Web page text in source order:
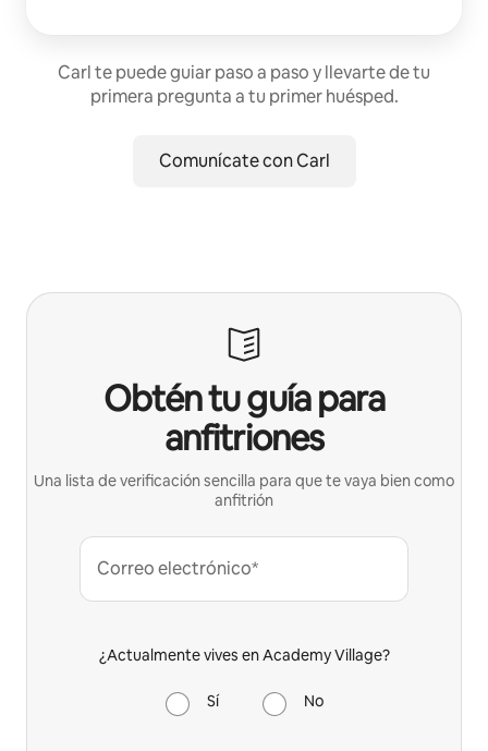
Carl te puede guiar paso a paso y llevarte de tu
primera pregunta a tu primer huésped.
Comunícate con Carl
Obtén tu guía para
anfitriones
Una lista de verificación sencilla para que te vaya bien como
anfitrión
Correo electrónico*
¿Actualmente vives en Academy Village?
Sí No